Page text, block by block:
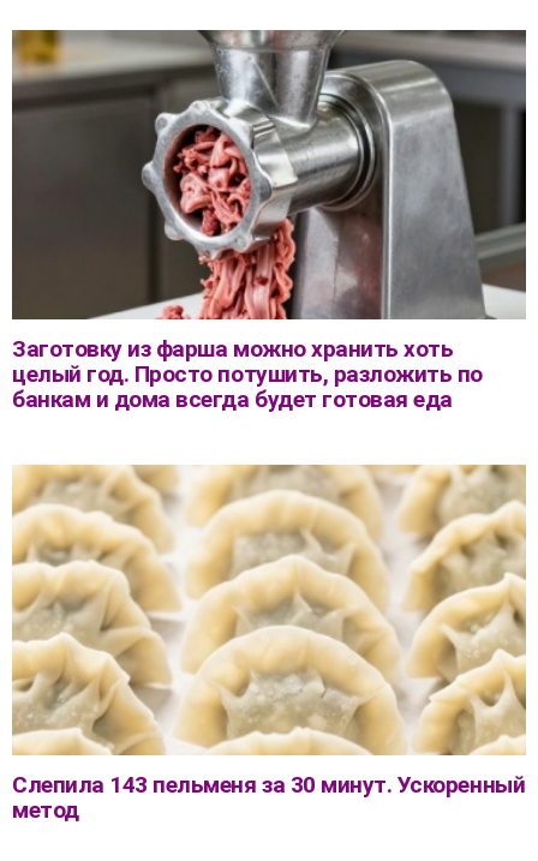
Заготовку из фарша можно хранить хоть
целый год. Просто потушить, разложить по
банкам и дома всегда будет готовая еда
Слепила 143 пельменя за 30 минут. Ускоренный
метод